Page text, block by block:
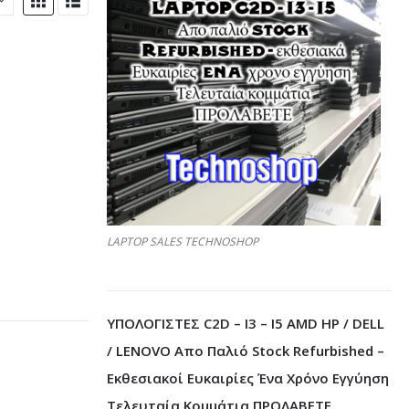
LAPTOP SALES TECHNOSHOP
ΥΠΟΛΟΓΙΣΤΕΣ C2D – I3 – I5 AMD HP / DELL
/ LENOVO Απο Παλιό Stock Refurbished –
Εκθεσιακοί Ευκαιρίες Ένα Χρόνο Εγγύηση
Τελευταία Κομμάτια ΠΡΟΛΑΒΕΤΕ